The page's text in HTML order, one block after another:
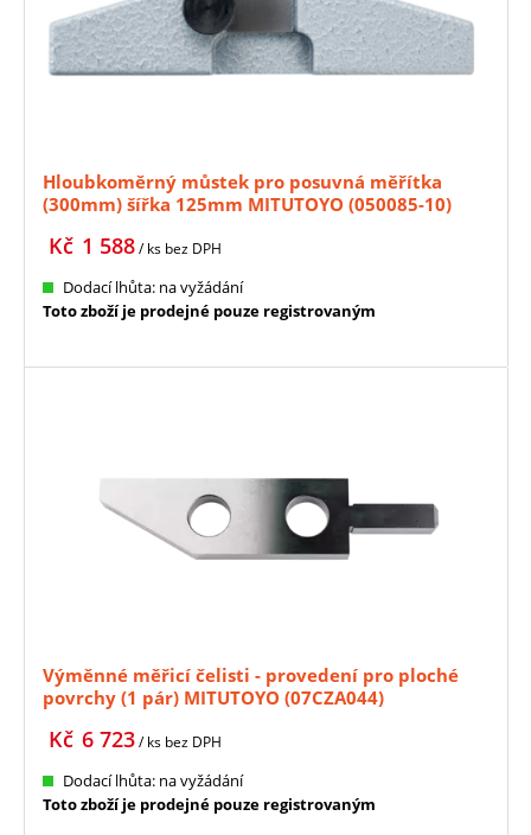
Hloubkoměrný můstek pro posuvná měřítka
(300mm) šířka 125mm MITUTOYO (050085-10)
1 588
Kč / ks bez DPH
Dodací lhůta: na vyžádání
Toto zboží je prodejné pouze registrovaným
Výměnné měřicí čelisti - provedení pro ploché
povrchy (1 pár) MITUTOYO (07CZA044)
6 723
Kč / ks bez DPH
Dodací lhůta: na vyžádání
Toto zboží je prodejné pouze registrovaným